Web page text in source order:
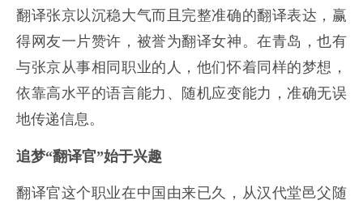
翻译张京以沉稳大气而且完整准确的翻译表达，赢
得网友一片赞许，被誉为翻译女神。在青岛，也有
与张京从事相同职业的人，他们怀着同样的梦想，
依靠高水平的语言能力、随机应变能力，准确无误
地传递信息。
追梦“翻译官”始于兴趣
翻译官这个职业在中国由来已久，从汉代堂邑父随